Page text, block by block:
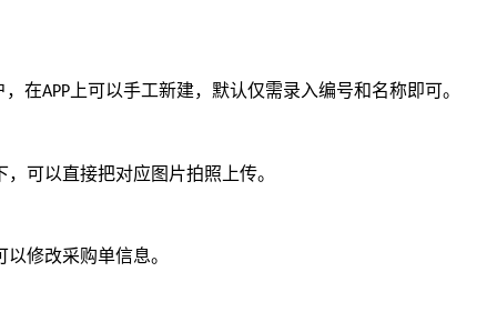
，在APP 上可以手工新建，默认仅需录入编号和名称即可。
可以直接把对应图片拍照上传。
修改采购单信息。